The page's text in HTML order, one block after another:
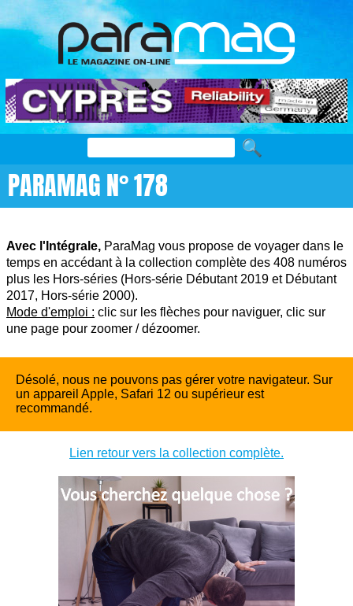
PARAMAG N° 178
Avec l'Intégrale, ParaMag vous propose de voyager dans le
temps en accédant à la collection complète des 408 numéros
plus les Hors-séries (Hors-série Débutant 2019 et Débutant
2017, Hors-série 2000).
Mode d'emploi : clic sur les flèches pour naviguer, clic sur
une page pour zoomer / dézoomer.
Désolé, nous ne pouvons pas gérer votre navigateur. Sur
un appareil Apple, Safari 12 ou supérieur est
recommandé.
Lien retour vers la collection complète.